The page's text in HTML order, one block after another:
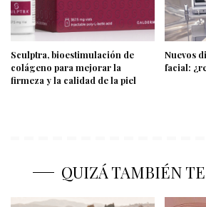
Sculptra, bioestimulación de
colágeno para mejorar la
firmeza y la calidad de la piel
Nuevos
facial:
QUIZÁ TAMBIÉN